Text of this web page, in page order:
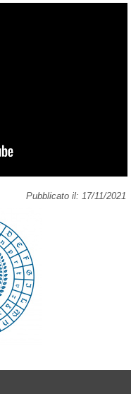
Pubblicato il: 17/11/2021